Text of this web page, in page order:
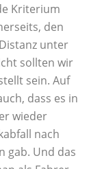
Kriterium
den
unter
sollten wir
sein. Auf
dass es in
wieder
nach
gab. Und das